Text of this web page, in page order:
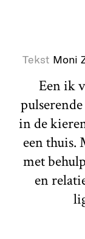
Tekst Moni
Een ik
in de
een
met
en